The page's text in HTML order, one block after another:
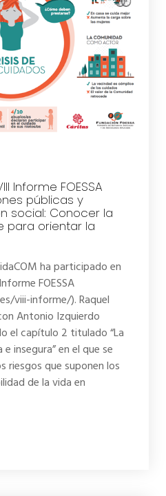
Informe FOESSA
públicas y
social: Conocer la
para orientar la
ha participado en
FOESSA
viii-informe/). Raquel
Antonio Izquierdo
el capítulo 2 titulado “La
insegura” en el que se
riesgos que suponen los
de la vida en